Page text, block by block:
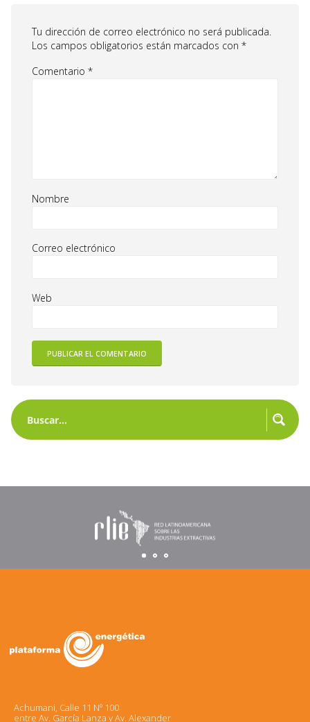
Tu dirección de correo electrónico no será publicada.
Los campos obligatorios están marcados con *
Comentario *
Nombre
Correo electrónico
Web
Achumani, Calle 11 Nº 100
entre Av. García Lanza y Av. Alexander